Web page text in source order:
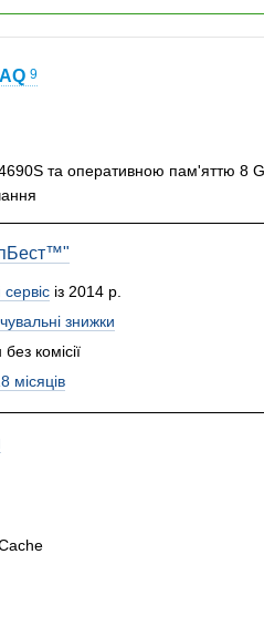
9
та оперативною пам'яттю 8
із 2014 р.
знижки
комісії
місяців